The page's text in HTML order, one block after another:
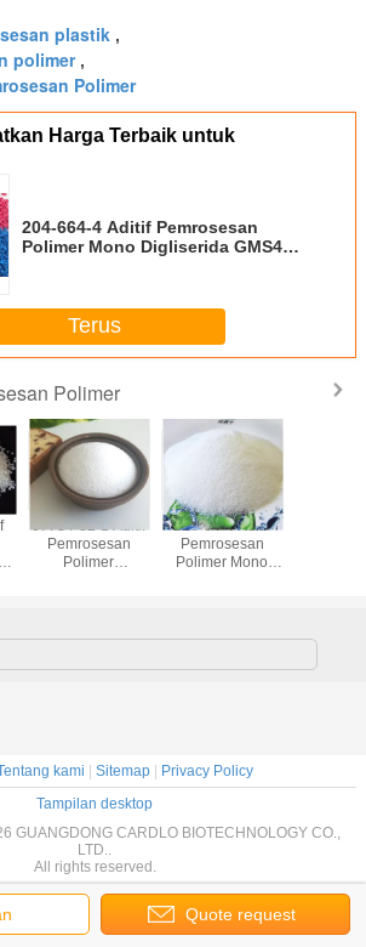
plastik ,
polimer,
Polimer
Harga Terbaik untuk
204-664-4 Aditif Pemrosesan
Polimer Mono Digliserida GMS40
Terus
Polimer
19321-40-5 Aditif
Pemrosesan
Polimer
557-05-1 Aditif
Pemrosesan
Polimer Kalsium
Quote request
kami Sitemap|
Privacy Policy
Tampilan desktop
GUANGDONG CARDLO BIOTECHNOLOGY CO.,
LTD..
All rights reserved.